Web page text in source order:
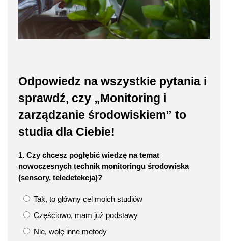
Odpowiedz na wszystkie pytania i
sprawdź, czy „Monitoring i
zarządzanie środowiskiem” to
studia dla Ciebie!
1. Czy chcesz pogłębić wiedzę na temat
nowoczesnych technik monitoringu środowiska
(sensory, teledetekcja)?
Tak, to główny cel moich studiów
Częściowo, mam już podstawy
Nie, wolę inne metody